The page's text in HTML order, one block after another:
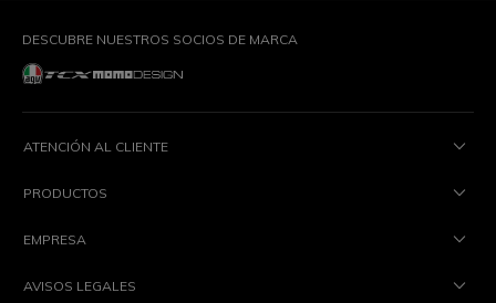
DESCUBRE NUESTROS SOCIOS DE MARCA
ATENCIÓN AL CLIENTE
PRODUCTOS
EMPRESA
AVISOS LEGALES